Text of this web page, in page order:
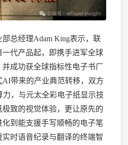
部总经理Adam King表示，联
代产品起，即携手进军全球
成功获全球指标性电子书厂
带来的产业典范转移，双方
，与元太全彩电子纸显示技
致的视觉体验，更让原先的
到能支援手写顺畅的电子笔
时语音纪录与翻译的终端智